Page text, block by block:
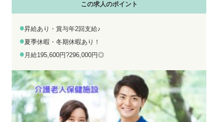
この求人のポイント
昇給あり・賞与年2回支給♪
夏季休暇・冬期休暇あり！
月給195,600円?296,000円◎